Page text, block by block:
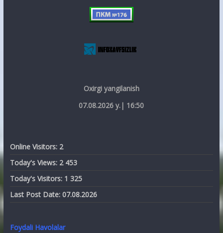
Oxirgi yangilanish
07.08.2026 y.| 16:50
Online Visitors: 2
Today's Views: 2 453
Today's Visitors: 1 325
Last Post Date: 07.08.2026
Foydali Havolalar